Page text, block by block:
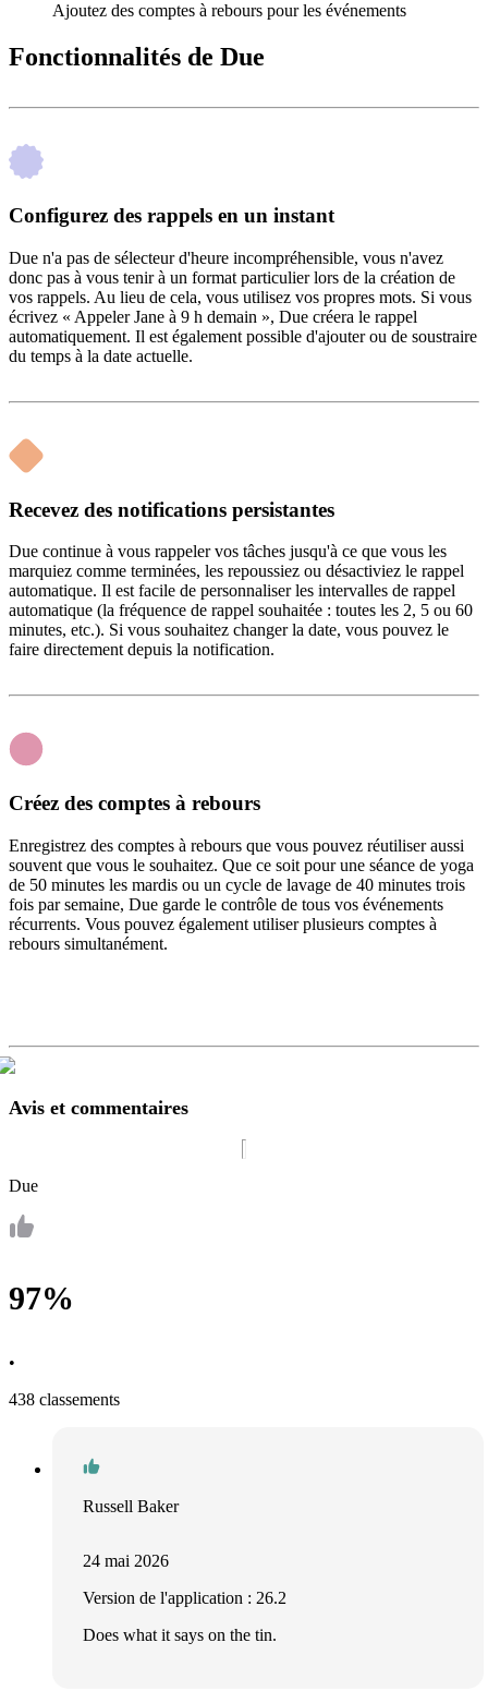
Ajoutez des comptes à rebours pour les événements
Fonctionnalités de Due
Configurez des rappels en un instant
Due n'a pas de sélecteur d'heure incompréhensible, vous n'avez
donc pas à vous tenir à un format particulier lors de la création de
vos rappels. Au lieu de cela, vous utilisez vos propres mots. Si vous
écrivez « Appeler Jane à 9 h demain », Due créera le rappel
automatiquement. Il est également possible d'ajouter ou de soustraire
du temps à la date actuelle.
Recevez des notifications persistantes
Due continue à vous rappeler vos tâches jusqu'à ce que vous les
marquiez comme terminées, les repoussiez ou désactiviez le rappel
automatique. Il est facile de personnaliser les intervalles de rappel
automatique (la fréquence de rappel souhaitée : toutes les 2, 5 ou 60
minutes, etc.). Si vous souhaitez changer la date, vous pouvez le
faire directement depuis la notification.
Créez des comptes à rebours
Enregistrez des comptes à rebours que vous pouvez réutiliser aussi
souvent que vous le souhaitez. Que ce soit pour une séance de yoga
de 50 minutes les mardis ou un cycle de lavage de 40 minutes trois
fois par semaine, Due garde le contrôle de tous vos événements
récurrents. Vous pouvez également utiliser plusieurs comptes à
rebours simultanément.
Avis et commentaires
Due
97%
•
438 classements
Russell Baker
24 mai 2026
Version de l'application : 26.2
Does what it says on the tin.